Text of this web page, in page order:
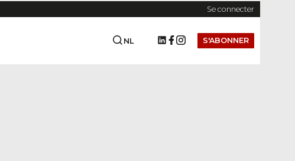
Se connecter
NL S'ABONNER